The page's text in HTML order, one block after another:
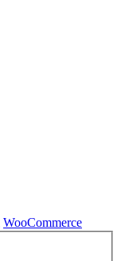
WooCommerce